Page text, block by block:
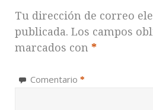
Tu dirección de correo
publicada. Los campos
marcados con *
Comentario *